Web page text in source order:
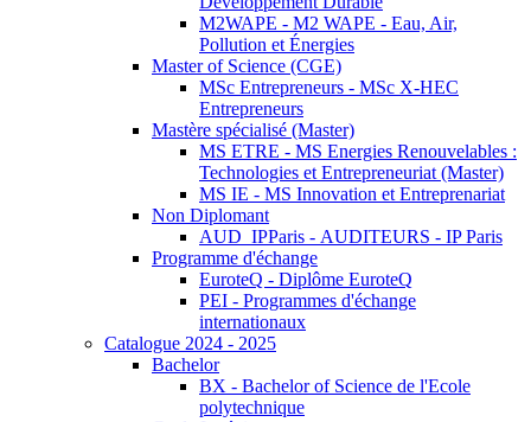
M2WAPE - M2 WAPE - Eau, Air,
Pollution et Énergies
Master of Science (CGE)
MSc Entrepreneurs - MSc X-HEC
Entrepreneurs
Mastère spécialisé (Master)
MS ETRE - MS Energies Renouvelables :
Technologies et Entrepreneuriat (Master)
MS IE - MS Innovation et Entreprenariat
Non Diplomant
AUD_IPParis - AUDITEURS - IP Paris
Programme d'échange
EuroteQ - Diplôme EuroteQ
PEI - Programmes d'échange
internationaux
Catalogue 2024 - 2025
Bachelor
BX - Bachelor of Science de l'Ecole
polytechnique